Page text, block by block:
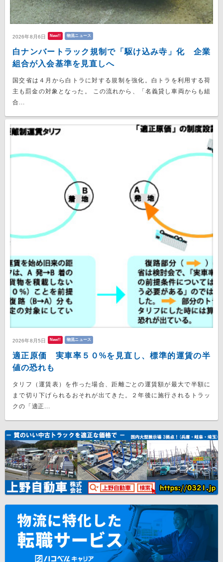
2026年8月6日 New!! 物流ニュース
白ナンバートラック規制で「駆け込み寺」化 企業
組合が入会基準を見直しへ
国交省は４月から白トラに対する規制を強化。白トラを利用する荷
主も罰金の対象となった。 この流れから、「名義貸し車両からも組
合...
2026年8月5日 New!! 物流ニュース
適正原価 実車率５０%を見直し、標準的運賃の半
値の恐れも
タリフ（運賃表）を作った場合、距離ごとの運賃額が最大で半額に
まで切り下げられるおそれが出てきた。２年後に施行されるトラッ
クの「適正...